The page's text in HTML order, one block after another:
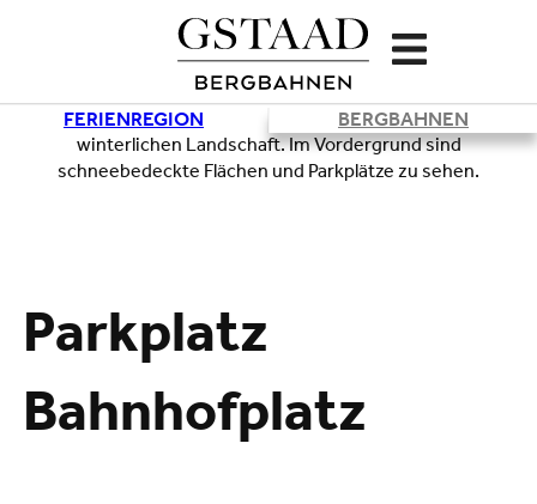
FERIENREGION BERGBAHNEN
Parkplatz
Bahnhofplatz